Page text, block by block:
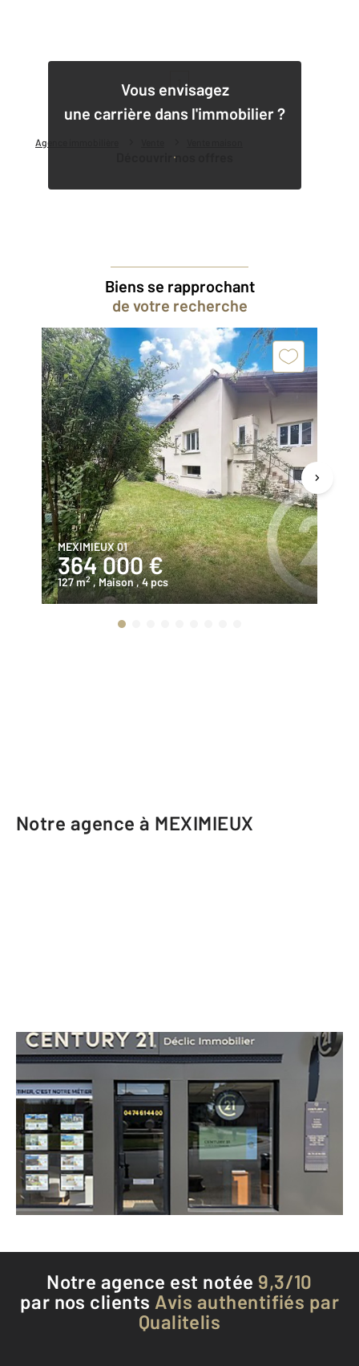
Agence immobilière
Vous envisagez
une carrière dans l'immobilier ?
Découvrir nos offres
1
Biens se rapprochant
de votre recherche
MEXIMIEUX 01
364 000 €
127 m2 , Maison, 4 pcs
Notre agence à MEXIMIEUX
CENTURY 21 Déclic Immobilier
44bis rue de Lyon
MEXIMIEUX - 01800
Envoyer un message
Téléphoner à l'agence
Notre agence est notée 9,3/10
par nos clients Avis authentifiés par
Qualitelis